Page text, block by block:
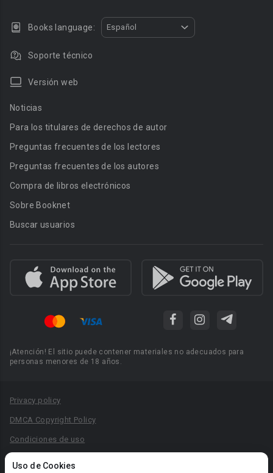
Uso de Cookies
Books language: Español
Soporte técnico
Versión web
Noticias
Para los titulares de derechos de autor
Preguntas frecuentes de los lectores
Preguntas frecuentes de los autores
Compra de libros electrónicos
Sobre Booknet
Buscar usuarios
¡Atención! El sitio puede contener materiales no adecuados para
personas menores de 18 años.
Privacy policy
DMCA Copyright Policy
Condiciones de uso